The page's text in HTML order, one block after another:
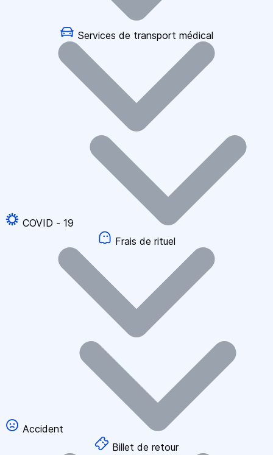
Services de transport médical
COVID - 19
Frais de rituel
Accident
Billet de retour